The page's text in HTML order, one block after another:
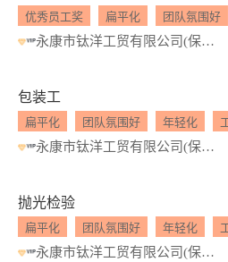
优秀员工奖 扁平化 团队氛围好
永康市钛洋工贸有限公司(保温杯)
包装工
扁平化 团队氛围好 年轻化
永康市钛洋工贸有限公司(保温杯)
抛光检验
扁平化 团队氛围好 年轻化
永康市钛洋工贸有限公司(保温杯)